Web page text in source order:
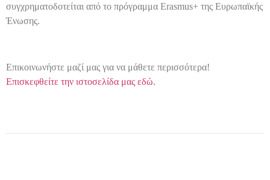
συγχρηματοδοτείται από το πρόγραμμα Erasmus+ της Ευρωπαϊκής
Ένωσης.
Επικοινωνήστε μαζί μας για να μάθετε περισσότερα!
Επισκεφθείτε την ιστοσελίδα μας εδώ.